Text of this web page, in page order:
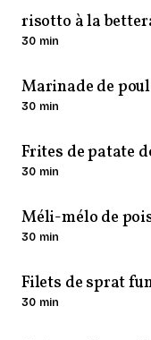
risotto à la
30 min
Marinade de
30 min
Frites de patate
30 min
Méli-mélo de
30 min
Filets de sprat
30 min